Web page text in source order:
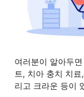
여러분이 알아두
트, 치아 충치 치
리고 크라운 등이